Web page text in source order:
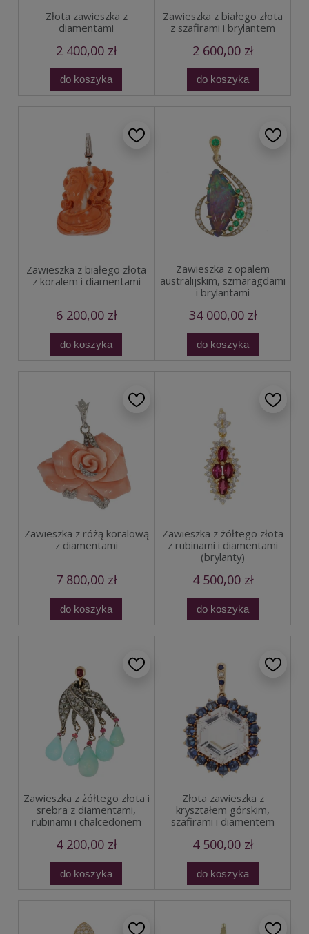
Złota zawieszka z
diamentami
2 400,00 zł
do koszyka
Zawieszka z białego złota
z szafirami i brylantem
2 600,00 zł
do koszyka
Zawieszka z białego złota
z koralem i diamentami
6 200,00 zł
do koszyka
Zawieszka z opalem
australijskim, szmaragdami
i brylantami
34 000,00 zł
do koszyka
Zawieszka z różą koralową
z diamentami
7 800,00 zł
do koszyka
Zawieszka z żółtego złota
z rubinami i diamentami
(brylanty)
4 500,00 zł
do koszyka
Zawieszka z żółtego złota i
srebra z diamentami,
rubinami i chalcedonem
4 200,00 zł
do koszyka
Złota zawieszka z
kryształem górskim,
szafirami i diamentem
4 500,00 zł
do koszyka